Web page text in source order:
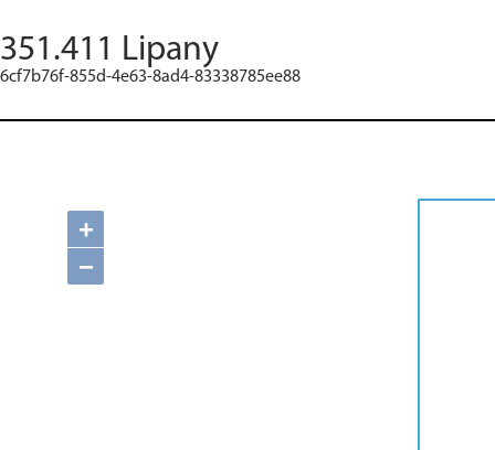
351.411 Lipany
6cf7b76f-855d-4e63-8ad4-83338785ee88
+
−